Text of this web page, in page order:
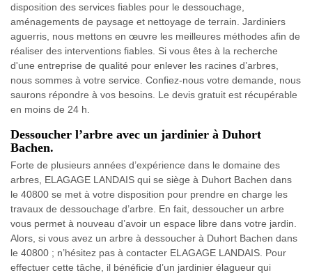
disposition des services fiables pour le dessouchage,
aménagements de paysage et nettoyage de terrain. Jardiniers
aguerris, nous mettons en œuvre les meilleures méthodes afin de
réaliser des interventions fiables. Si vous êtes à la recherche
d'une entreprise de qualité pour enlever les racines d’arbres,
nous sommes à votre service. Confiez-nous votre demande, nous
saurons répondre à vos besoins. Le devis gratuit est récupérable
en moins de 24 h.
Dessoucher l’arbre avec un jardinier à Duhort
Bachen.
Forte de plusieurs années d’expérience dans le domaine des
arbres, ELAGAGE LANDAIS qui se siège à Duhort Bachen dans
le 40800 se met à votre disposition pour prendre en charge les
travaux de dessouchage d’arbre. En fait, dessoucher un arbre
vous permet à nouveau d’avoir un espace libre dans votre jardin.
Alors, si vous avez un arbre à dessoucher à Duhort Bachen dans
le 40800 ; n’hésitez pas à contacter ELAGAGE LANDAIS. Pour
effectuer cette tâche, il bénéficie d’un jardinier élagueur qui